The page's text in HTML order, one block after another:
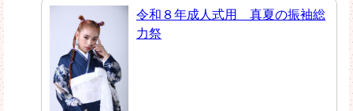
令和８年成人式用 真夏の振袖総
力祭